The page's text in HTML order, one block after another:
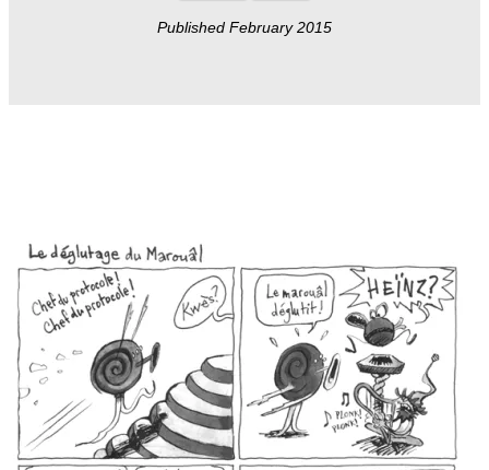
Published February 2015